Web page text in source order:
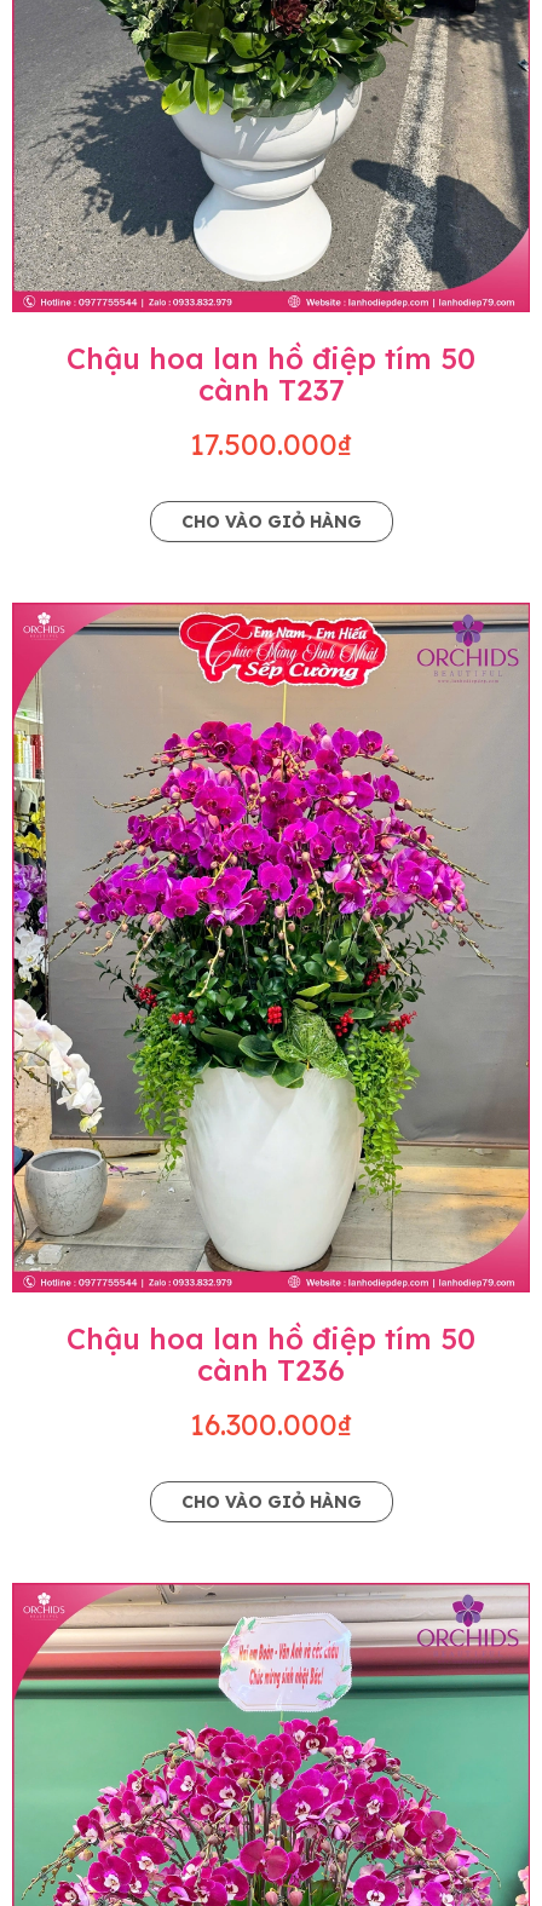
Chậu hoa lan hồ điệp tím 50
cành T237
17.500.000₫
CHO VÀO GIỎ HÀNG
Chậu hoa lan hồ điệp tím 50
cành T236
16.300.000₫
CHO VÀO GIỎ HÀNG